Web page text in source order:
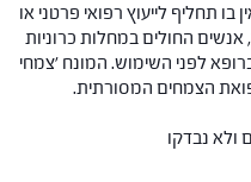
בו תחליף לייעוץ רפואי פרטני או
אנשים החולים במחלות כרוניות
לפני השימוש. המונח 'צמחי
הצמחים המסורתית.
ולא נבדקו